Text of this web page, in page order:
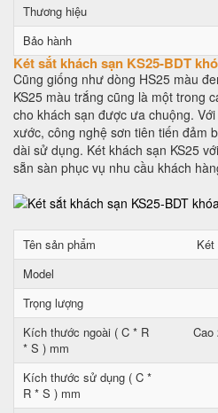
Thương hiệu
Bảo hành
Két sắt khách sạn KS25-BDT
Cũng giống như dòng HS25 màu
KS25 màu trắng cũng là một trong
cho khách sạn được ưa chuộng.
xước, công nghệ sơn tiên tiến đảm
dài sử dụng. Két khách sạn KS25
sẵn sàn phục vụ nhu cầu khách
Tên sản phẩm
Két
Model
Trọng lượng
Kích thước ngoài ( C * R
* S ) mm
Cao
Kích thước sử dụng ( C *
R * S ) mm